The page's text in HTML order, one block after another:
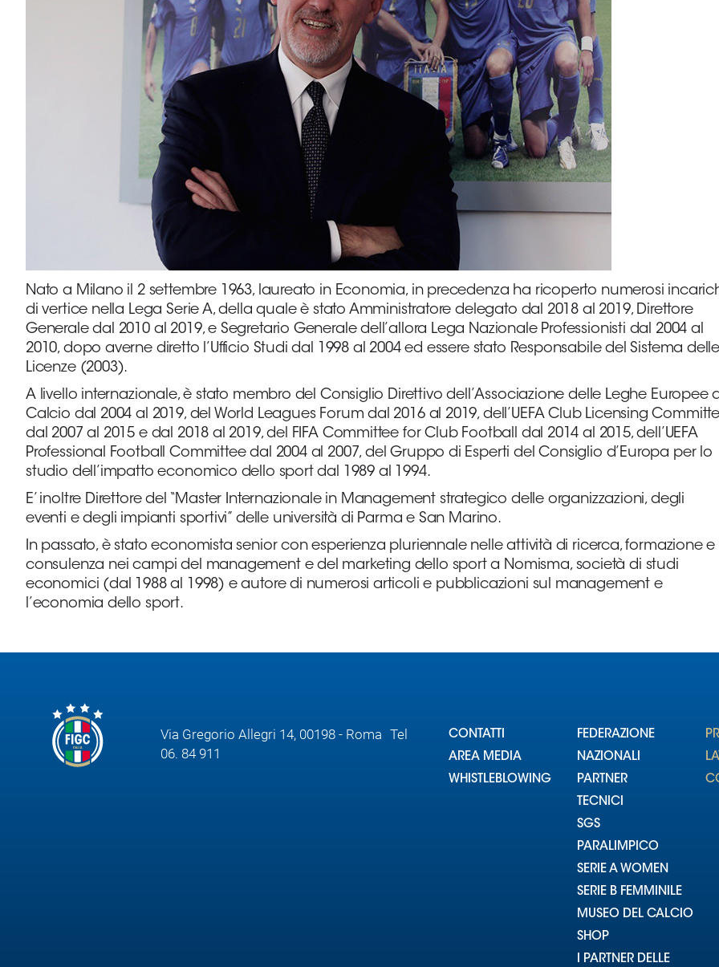
Cerca
Media
Contatti
Assicurazione
Social media
Nato a Milano il 2 settembre 1963, laureato in Economia, in precedenza ha ricoperto numerosi
di vertice nella Lega Serie A, della quale è stato Amministratore delegato dal 2018 al 2019, Direttore
Generale dal 2010 al 2019, e Segretario Generale dell’allora Lega Nazionale Professionisti dal 2004 al
2010, dopo averne diretto l’Ufficio Studi dal 1998 al 2004 ed essere stato Responsabile del Sistema delle
Licenze (2003).
A livello internazionale, è stato membro del Consiglio Direttivo dell’Associazione delle Leghe Europee
Calcio dal 2004 al 2019, del World Leagues Forum dal 2016 al 2019, dell’UEFA Club Licensing
dal 2007 al 2015 e dal 2018 al 2019, del FIFA Committee for Club Football dal 2014 al 2015, dell’UEFA
Professional Football Committee dal 2004 al 2007, del Gruppo di Esperti del Consiglio d’Europa per lo
studio dell’impatto economico dello sport dal 1989 al 1994.
E’ inoltre Direttore del “Master Internazionale in Management strategico delle organizzazioni, degli
eventi e degli impianti sportivi” delle università di Parma e San Marino.
In passato, è stato economista senior con esperienza pluriennale nelle attività di ricerca, formazione e
consulenza nei campi del management e del marketing dello sport a Nomisma, società di studi
economici (dal 1988 al 1998) e autore di numerosi articoli e pubblicazioni sul management e
l’economia dello sport.
Via Gregorio Allegri 14, 00198 - Roma Tel
06. 84 911
CONTATTI
AREA MEDIA
WHISTLEBLOWING
FEDERAZIONE
NAZIONALI
PARTNER
TECNICI
SGS
PARALIMPICO
SERIE A WOMEN
SERIE B FEMMINILE
MUSEO DEL CALCIO
SHOP
I PARTNER DELLE